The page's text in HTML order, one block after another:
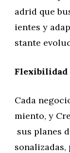
adrid que
ientes y
stante
Flexibilidad
Cada
miento, y
sus planes